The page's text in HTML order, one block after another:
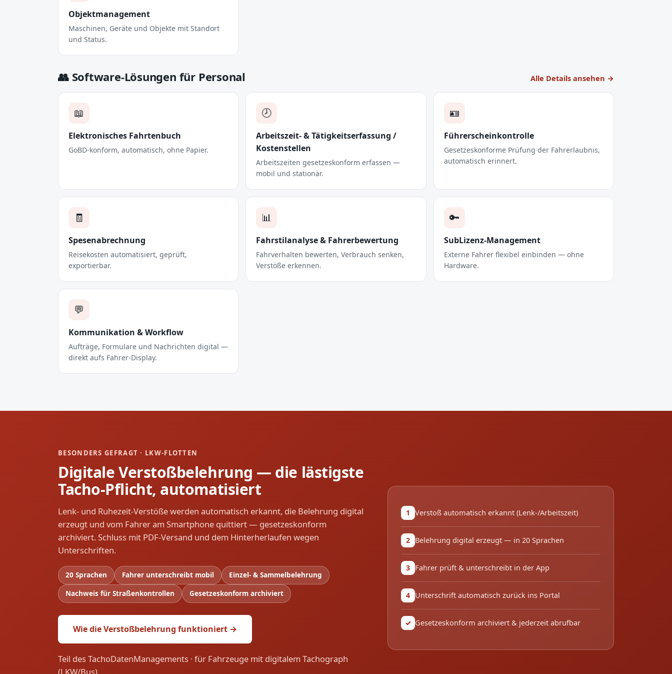
Objektmanagement
Maschinen, Geräte und Objekte mit Standort
und Status.
👥 Software-Lösungen für Personal Alle Details ansehen →
📖
Elektronisches Fahrtenbuch
GoBD-konform, automatisch, ohne Papier.
🕗
Arbeitszeit- & Tätigkeitserfassung /
Kostenstellen
Arbeitszeiten gesetzeskonform erfassen —
mobil und stationär.
🪪
Führerscheinkontrolle
Gesetzeskonforme Prüfung der Fahrerlaubnis,
automatisch erinnert.
🧾
Spesenabrechnung
Reisekosten automatisiert, geprüft,
exportierbar.
📊
Fahrstilanalyse & Fahrerbewertung
Fahrverhalten bewerten, Verbrauch senken,
Verstöße erkennen.
🔑
SubLizenz-Management
Externe Fahrer flexibel einbinden — ohne
Hardware.
💬
Kommunikation & Workflow
Aufträge, Formulare und Nachrichten digital —
direkt aufs Fahrer-Display.
BESONDERS GEFRAGT · LKW-FLOTTEN
Digitale Verstoßbelehrung — die lästigste
Tacho-Pflicht, automatisiert
Lenk- und Ruhezeit-Verstöße werden automatisch erkannt, die Belehrung digital
erzeugt und vom Fahrer am Smartphone quittiert — gesetzeskonform
archiviert. Schluss mit PDF-Versand und dem Hinterherlaufen wegen
Unterschriften.
20 Sprachen Fahrer unterschreibt mobil Einzel- & Sammelbelehrung
Nachweis für Straßenkontrollen Gesetzeskonform archiviert
Wie die Verstoßbelehrung funktioniert →
Teil des TachoDatenManagements · für Fahrzeuge mit digitalem Tachograph
1 Verstoß automatisch erkannt (Lenk-/Arbeitszeit)
2 Belehrung digital erzeugt — in 20 Sprachen
3 Fahrer prüft & unterschreibt in der App
4 Unterschrift automatisch zurück ins Portal
✓ Gesetzeskonform archiviert & jederzeit abrufbar